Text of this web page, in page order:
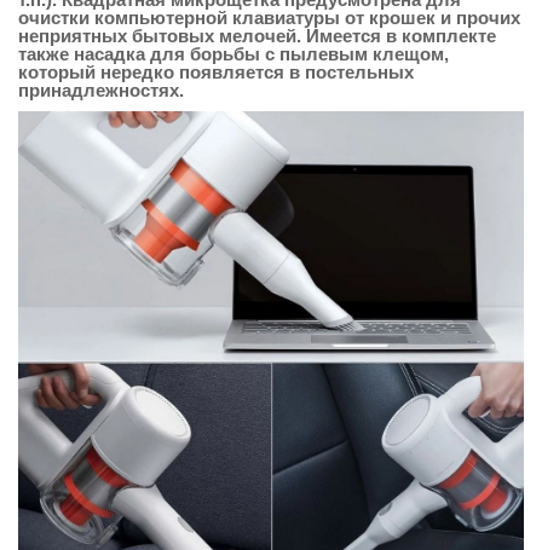
очистки компьютерной клавиатуры от крошек и прочих
неприятных бытовых мелочей. Имеется в комплекте
также насадка для борьбы с пылевым клещом,
который нередко появляется в постельных
принадлежностях.